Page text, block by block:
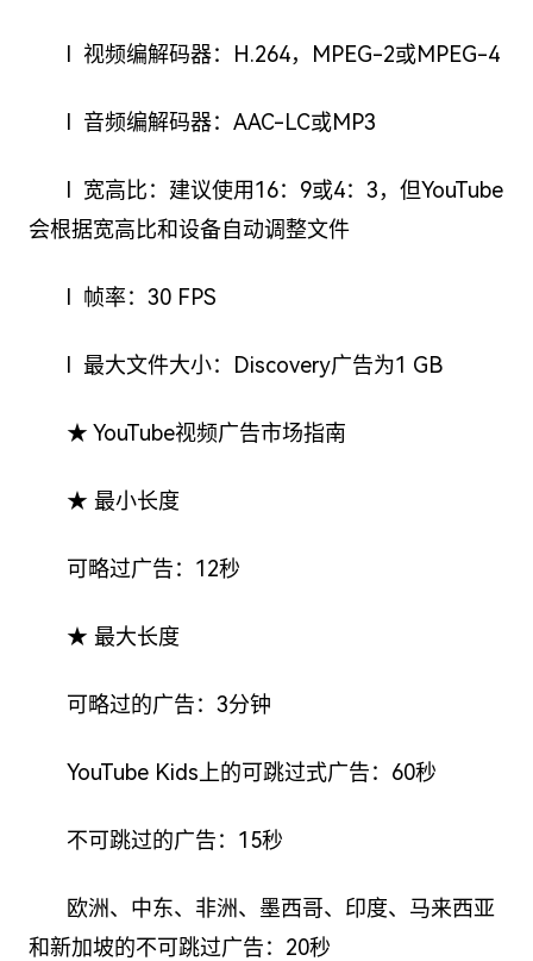
l 视频编解码器：H.264，MPEG-2或MPEG-4
l 音频编解码器：AAC-LC或MP3
l 宽高比：建议使用16：9或4：3，但YouTube
会根据宽高比和设备自动调整文件
l 帧率：30 FPS
l 最大文件大小：Discovery广告为1 GB
★ YouTube视频广告市场指南
★ 最小长度
可略过广告：12秒
★ 最大长度
可略过的广告：3分钟
YouTube Kids上的可跳过式广告：60秒
不可跳过的广告：15秒
欧洲、中东、非洲、墨西哥、印度、马来西亚
和新加坡的不可跳过广告：20秒